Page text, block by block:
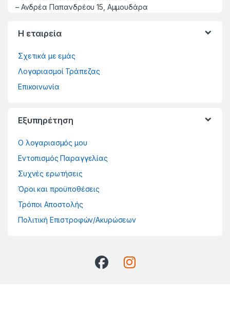
– Ανδρέα Παπανδρέου 15, Αμμουδάρα
Η εταιρεία
Σχετικά με εμάς
Λογαριασμοί Τράπεζας
Επικοινωνία
Εξυπηρέτηση
Ο λογαριασμός μου
Εντοπισμός Παραγγελίας
Συχνές ερωτήσεις
Όροι και προϋποθέσεις
Τρόποι Αποστολής
Πολιτική Επιστροφών/Ακυρώσεων